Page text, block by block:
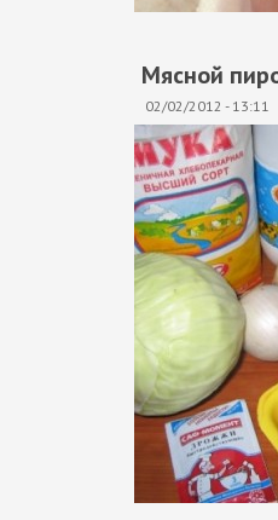
Мясной
02/02/2012 - 13:11